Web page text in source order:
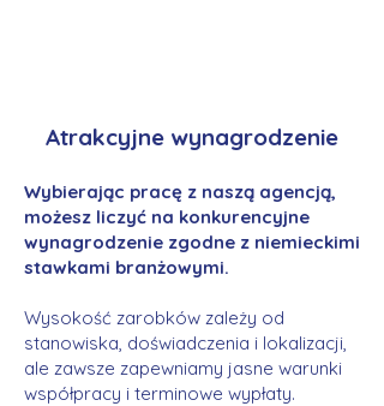
Atrakcyjne wynagrodzenie
Wybierając pracę z naszą agencją,
możesz liczyć na konkurencyjne
wynagrodzenie zgodne z niemieckimi
stawkami branżowymi.
Wysokość zarobków zależy od
stanowiska, doświadczenia i lokalizacji,
ale zawsze zapewniamy jasne warunki
współpracy i terminowe wypłaty.